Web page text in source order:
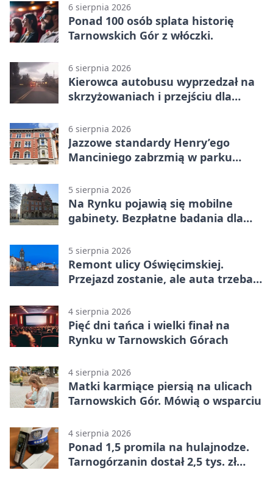
6 sierpnia 2026
Ponad 100 osób splata historię
Tarnowskich Gór z włóczki.
6 sierpnia 2026
Kierowca autobusu wyprzedzał na
skrzyżowaniach i przejściu dla
6 sierpnia 2026
Jazzowe standardy Henry’ego
Manciniego zabrzmią w parku
5 sierpnia 2026
Na Rynku pojawią się mobilne
gabinety. Bezpłatne badania dla
5 sierpnia 2026
Remont ulicy Oświęcimskiej.
Przejazd zostanie, ale auta trzeba
4 sierpnia 2026
Pięć dni tańca i wielki finał na
Rynku w Tarnowskich Górach
4 sierpnia 2026
Matki karmiące piersią na ulicach
Tarnowskich Gór. Mówią o wsparciu
4 sierpnia 2026
Ponad 1,5 promila na hulajnodze.
Tarnogórzanin dostał 2,5 tys. zł